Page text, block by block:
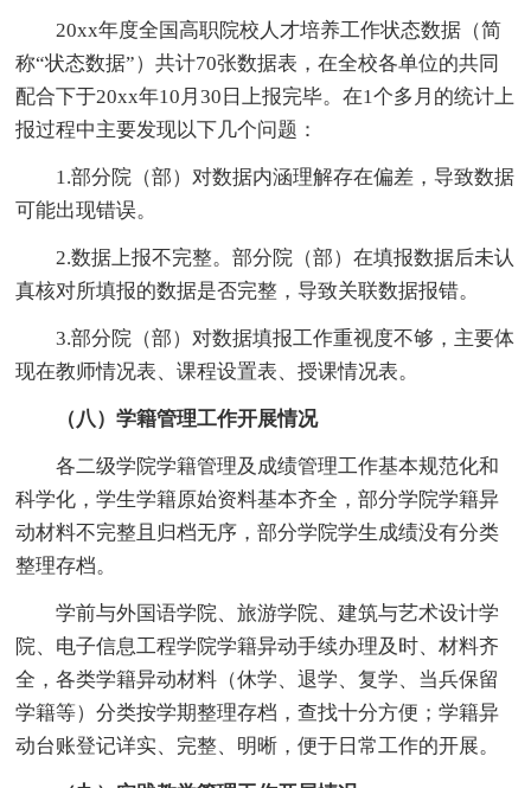
20xx年度全国高职院校人才培养工作状态数据（简
称“状态数据”）共计70张数据表，在全校各单位的共同
配合下于20xx年10月30日上报完毕。在1个多月的统计上
报过程中主要发现以下几个问题：
1.部分院（部）对数据内涵理解存在偏差，导致数据
可能出现错误。
2.数据上报不完整。部分院（部）在填报数据后未认
真核对所填报的数据是否完整，导致关联数据报错。
3.部分院（部）对数据填报工作重视度不够，主要体
现在教师情况表、课程设置表、授课情况表。
（八）学籍管理工作开展情况
各二级学院学籍管理及成绩管理工作基本规范化和
科学化，学生学籍原始资料基本齐全，部分学院学籍异
动材料不完整且归档无序，部分学院学生成绩没有分类
整理存档。
学前与外国语学院、旅游学院、建筑与艺术设计学
院、电子信息工程学院学籍异动手续办理及时、材料齐
全，各类学籍异动材料（休学、退学、复学、当兵保留
学籍等）分类按学期整理存档，查找十分方便；学籍异
动台账登记详实、完整、明晰，便于日常工作的开展。